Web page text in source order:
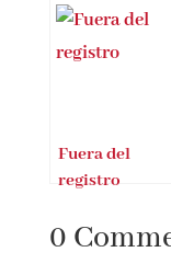
Libros Cúpula
cuenta atrás
Fuera del